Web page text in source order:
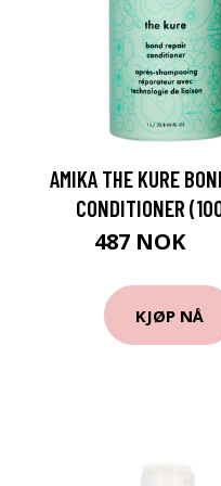
AMIKA THE KURE
CONDITIONER
487 NOK
KJØP NÅ